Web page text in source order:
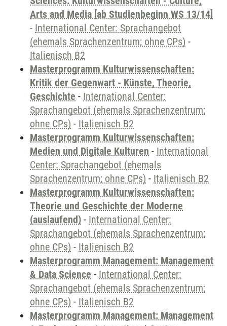
Arts and Media [ab Studienbeginn WS 13/14]
- International Center: Sprachangebot
(ehemals Sprachenzentrum; ohne CPs) -
Italienisch B2
Masterprogramm Kulturwissenschaften:
Kritik der Gegenwart - Künste, Theorie,
Geschichte - International Center:
Sprachangebot (ehemals Sprachenzentrum;
ohne CPs) - Italienisch B2
Masterprogramm Kulturwissenschaften:
Medien und Digitale Kulturen - International
Center: Sprachangebot (ehemals
Sprachenzentrum; ohne CPs) - Italienisch B2
Masterprogramm Kulturwissenschaften:
Theorie und Geschichte der Moderne
(auslaufend) - International Center:
Sprachangebot (ehemals Sprachenzentrum;
ohne CPs) - Italienisch B2
Masterprogramm Management: Management
& Data Science - International Center:
Sprachangebot (ehemals Sprachenzentrum;
ohne CPs) - Italienisch B2
Masterprogramm Management: Management